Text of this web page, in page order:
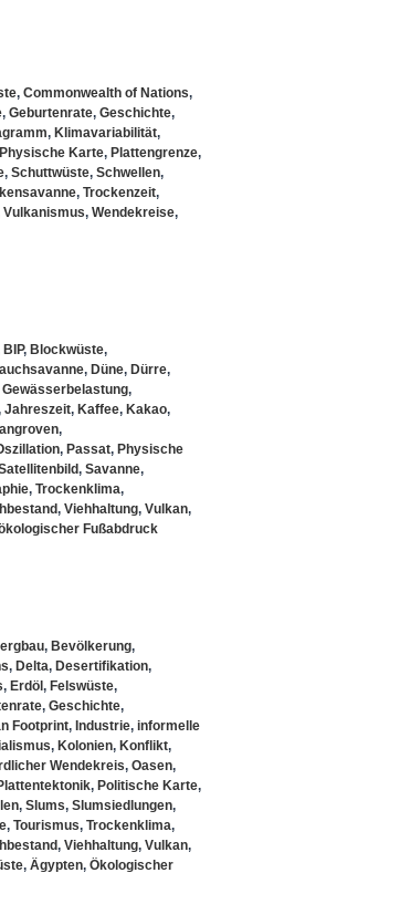
, Commonwealth of Nations,
, Geburtenrate, Geschichte,
, Klimavariabilität,
Physische Karte, Plattengrenze,
, Schuttwüste, Schwellen,
, Trockenzeit,
Vulkanismus, Wendekreise,
BIP, Blockwüste,
, Düne, Dürre,
Gewässerbelastung,
Jahreszeit, Kaffee, Kakao,
,
, Passat, Physische
, Savanne,
, Trockenklima,
, Viehhaltung, Vulkan,
Fußabdruck
, Bevölkerung,
, Delta, Desertifikation,
, Erdöl , Felswüste,
, Geschichte,
Footprint, Industrie, informelle
, Kolonien, Konflikt,
Wendekreis, Oasen,
, Politische Karte,
, Slums, Slumsiedlungen,
, Tourismus, Trockenklima,
, Viehhaltung, Vulkan,
, Ägypten, Ökologischer